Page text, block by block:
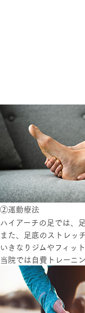
②運動療法
ハイアーチの足では、
また、足底のストレッ
いきなりジムやフィッ
当院では自費トレーニ